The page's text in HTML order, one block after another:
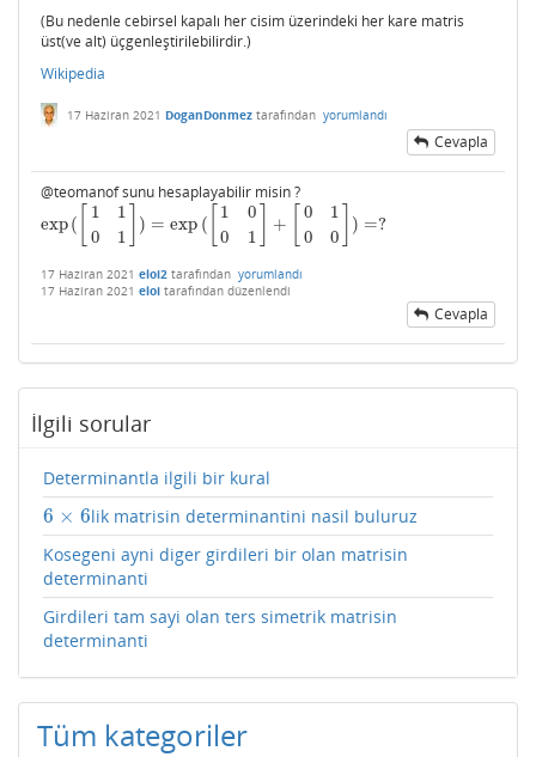
(Bu nedenle cebirsel kapalı her cisim üzerindeki her kare matris
üst(ve alt) üçgenleştirilebilirdir.)
Wikipedia
17 Haziran 2021 DoganDonmez tarafından yorumlandı
Cevapla
@teomanof sunu hesaplayabilir misin ?
exp(
1
0
1
1
) = exp (
1
0
0
1
+
0
0
1
0
) =?
exp([1 exp ([1 001] +
17 Haziran 2021 eloi2 tarafından yorumlandı
17 Haziran 2021 eloi tarafından düzenlendi
Cevapla
İlgili sorular
Determinantla ilgili bir kural
6 × 6
6 ×6
lik matrisin determinantini nasil buluruz
Kosegeni ayni diger girdileri bir olan matrisin
determinanti
Girdileri tam sayi olan ters simetrik matrisin
determinanti
Tüm kategoriler